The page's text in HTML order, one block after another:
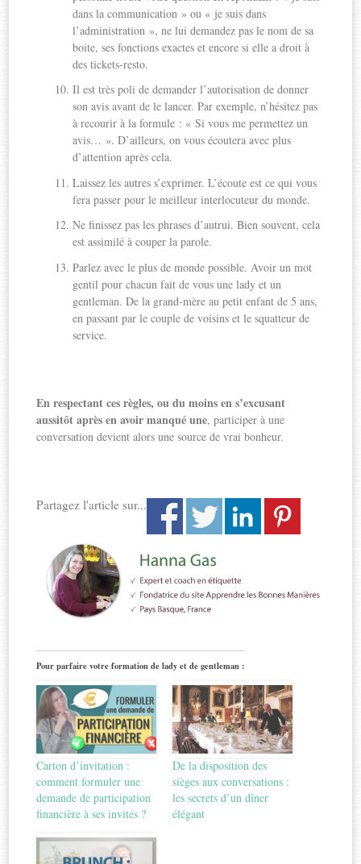
dans la communication » ou « je suis dans
l’administration », ne lui demandez pas le nom de sa
boite, ses fonctions exactes et encore si elle a droit à
des tickets-resto.
Il est très poli de demander l’autorisation de donner
son avis avant de le lancer. Par exemple, n’hésitez pas
à recourir à la formule : « Si vous me permettez un
avis… ». D’ailleurs, on vous écoutera avec plus
d’attention après cela.
Laissez les autres s’exprimer. L’écoute est ce qui vous
fera passer pour le meilleur interlocuteur du monde.
Ne finissez pas les phrases d’autrui. Bien souvent, cela
est assimilé à couper la parole.
Parlez avec le plus de monde possible. Avoir un mot
gentil pour chacun fait de vous une lady et un
gentleman. De la grand-mère au petit enfant de 5 ans,
en passant par le couple de voisins et le squatteur de
service.
En respectant ces règles, ou du moins en s’excusant
aussitôt après en avoir manqué une, participer à une
conversation devient alors une source de vrai bonheur.
Partagez l'article sur...
Pour parfaire votre formation de lady et de gentleman :
Carton d’invitation :
comment formuler une
demande de participation
financière à ses invités ?
De la disposition des
sièges aux conversations :
les secrets d’un dîner
élégant